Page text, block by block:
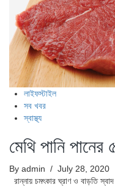
লাইফস্টাইল
সব খবর
স্বাস্থ্য
মেথি পানি পানের
By admin / July 28, 2020
রান্নায় চমৎকার ঘ্রাণ ও বাড়তি